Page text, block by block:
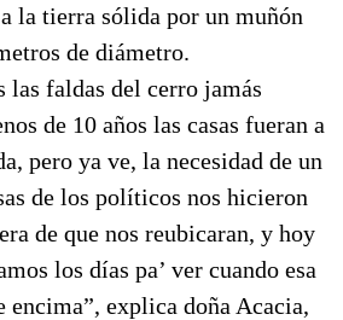
la tierra sólida por un muñón
de diámetro.
las faldas del cerro jamás
de 10 años las casas fueran a
pero ya ve, la necesidad de un
de los políticos nos hicieron
de que nos reubicaran, y hoy
los días pa’ ver cuando esa
encima”, explica doña Acacia,